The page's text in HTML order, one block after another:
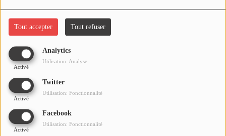
Tout accepter Tout refuser
Analytics
Activé
Utilisation: Analyse
Twitter
Activé
Utilisation: Fonctionnalité
Facebook
Activé
Utilisation: Fonctionnalité
La parole est aux exposants du marché
ville, c'est aussi le Lycée des Métiers d'Art